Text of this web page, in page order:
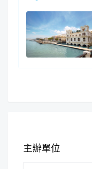
主辦單位